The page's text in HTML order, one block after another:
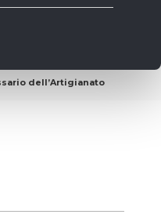
dell’Artigianato